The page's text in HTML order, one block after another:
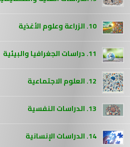
10. الزراعة وعلوم الأغذية
11. دراسات الجغرافيا والبيئية
12. العلوم الاجتماعية
13. الدراسات النفسية
14. الدراسات الإنسانية